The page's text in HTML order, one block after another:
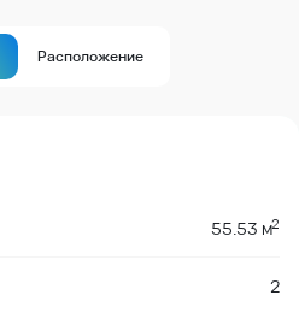
Расположение
55.53 м2
2